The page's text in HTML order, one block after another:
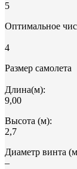
5
Оптимальное
4
Размер самолета
Длина(м):
9,00
Высота (м):
2,7
Диаметр винта
–